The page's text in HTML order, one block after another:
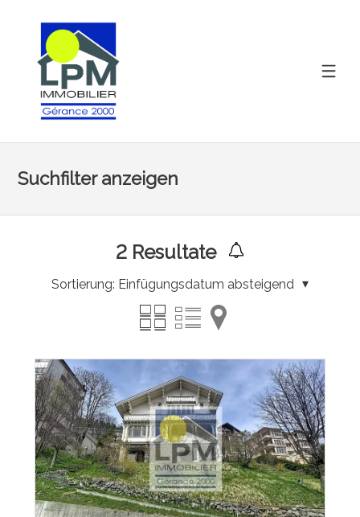
Suchfilter anzeigen
2Resultate
Sortierung: Einfügungsdatum absteigend